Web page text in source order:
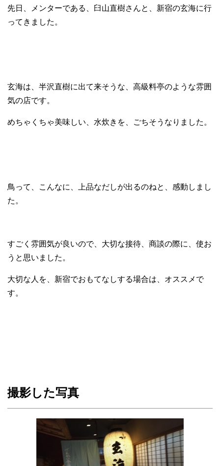
先日、メンターである、臼山直樹さんと、新宿の玄海に行
ってきました。
玄海は、半沢直樹に出て来そうな、高級料亭のような雰囲
気の店です。
めちゃくちゃ美味しい、水炊きを、ごちそうなりました。
鳥って、こんなに、上品なだしが出るのねと、感動しまし
た。
すごく雰囲気が良いので、大切な接待、商談の際に、使お
うと思いました。
大切な人を、新宿でおもてなしする場合は、オススメで
す。
撮影した写真